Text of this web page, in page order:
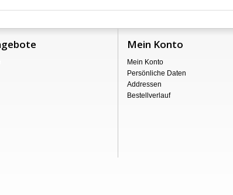
Mein Konto
Mein Konto
Persönliche Daten
Addressen
Bestellverlauf